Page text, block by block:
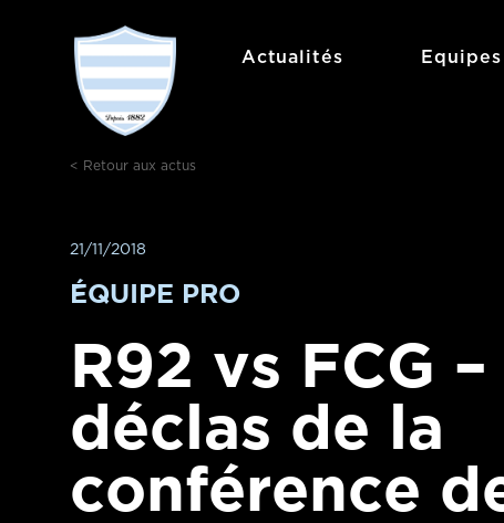
Actualités Equipes
< Retour aux actus
21/11/2018
ÉQUIPE PRO
R92 vs FCG –
déclas de la
conférence